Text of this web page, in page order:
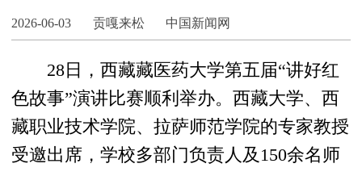
2026-06-03 贡嘎来松 中国新闻网
28日，西藏藏医药大学第五届“讲好红
色故事”演讲比赛顺利举办。西藏大学、西
藏职业技术学院、拉萨师范学院的专家教授
受邀出席，学校多部门负责人及150余名师